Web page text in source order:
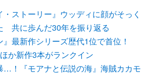
ストーリー』ウッディに顔がそっく
共に歩んだ30年を振り返る
』最新作シリーズ歴代1位で首位！
か新作3本がランクイン
…！『モアナと伝説の海』海賊カカモ